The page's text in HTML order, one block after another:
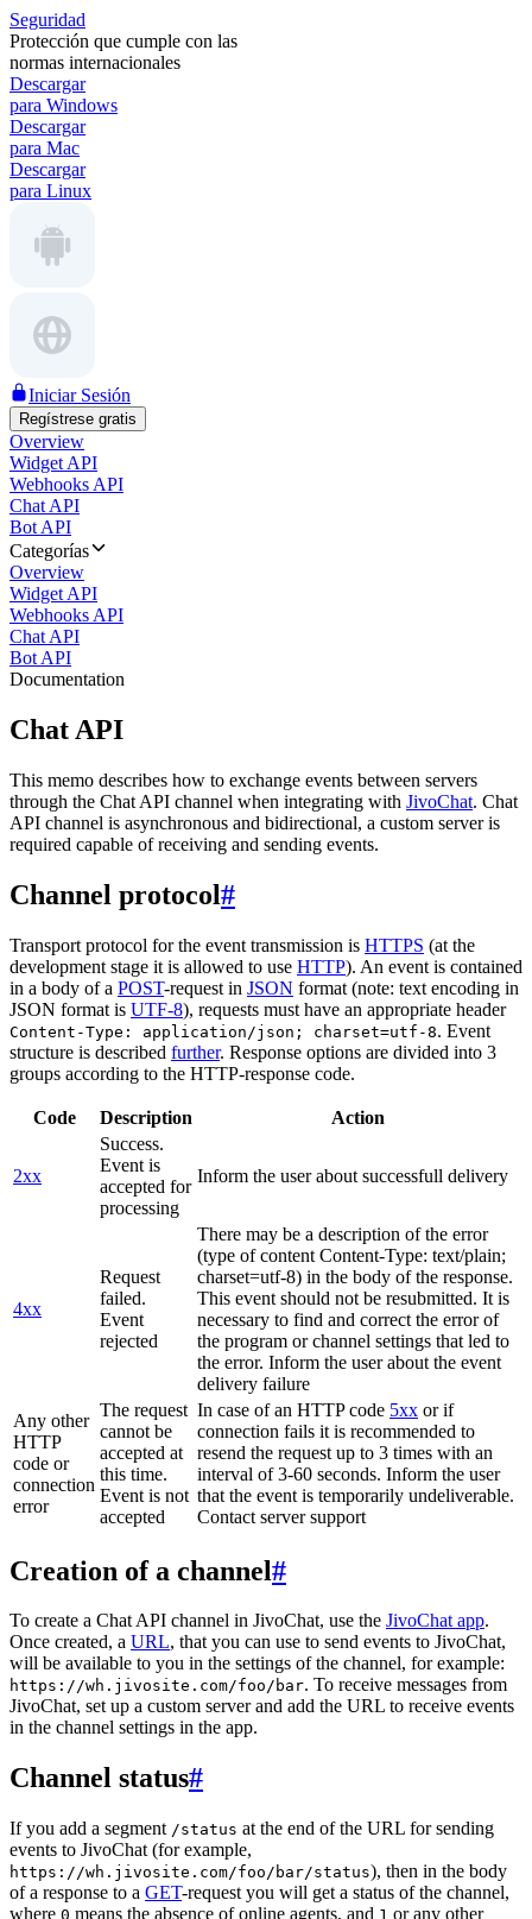
Seguridad
Protección que cumple con las
normas internacionales
Descargar
para Windows
Descargar
para Mac
Descargar
para Linux
Iniciar Sesión
Regístrese gratis
Overview
Widget API
Webhooks API
Chat API
Bot API
Categorías
Overview
Widget API
Webhooks API
Chat API
Bot API
Documentation
Chat API
This memo describes how to exchange events between servers
through the Chat API channel when integrating with JivoChat. Chat
API channel is asynchronous and bidirectional, a custom server is
required capable of receiving and sending events.
Channel protocol#
Transport protocol for the event transmission is HTTPS (at the
development stage it is allowed to use HTTP). An event is contained
in a body of a POST-request in JSON format (note: text encoding in
JSON format is UTF-8), requests must have an appropriate header
Content-Type: application/json; charset=utf-8. Event
structure is described further. Response options are divided into 3
groups according to the HTTP-response code.
Code Description Action
2xx
Success.
Event is
accepted for
processing
Inform the user about successfull delivery
4xx
Request
failed.
Event
rejected
There may be a description of the error
(type of content Content-Type: text/plain;
charset=utf-8) in the body of the response.
This event should not be resubmitted. It is
necessary to find and correct the error of
the program or channel settings that led to
the error. Inform the user about the event
delivery failure
Any other
HTTP
code or
connection
error
The request
cannot be
accepted at
this time.
Event is not
accepted
In case of an HTTP code 5xx or if
connection fails it is recommended to
resend the request up to 3 times with an
interval of 3-60 seconds. Inform the user
that the event is temporarily undeliverable.
Contact server support
Creation of a channel#
To create a Chat API channel in JivoChat, use the JivoChat app.
Once created, a URL, that you can use to send events to JivoChat,
will be available to you in the settings of the channel, for example:
https://wh.jivosite.com/foo/bar. To receive messages from
JivoChat, set up a custom server and add the URL to receive events
in the channel settings in the app.
Channel status#
If you add a segment /status at the end of the URL for sending
events to JivoChat (for example,
https://wh.jivosite.com/foo/bar/status), then in the body
of a response to a GET-request you will get a status of the channel,
where 0 means the absence of online agents, and 1 or any other